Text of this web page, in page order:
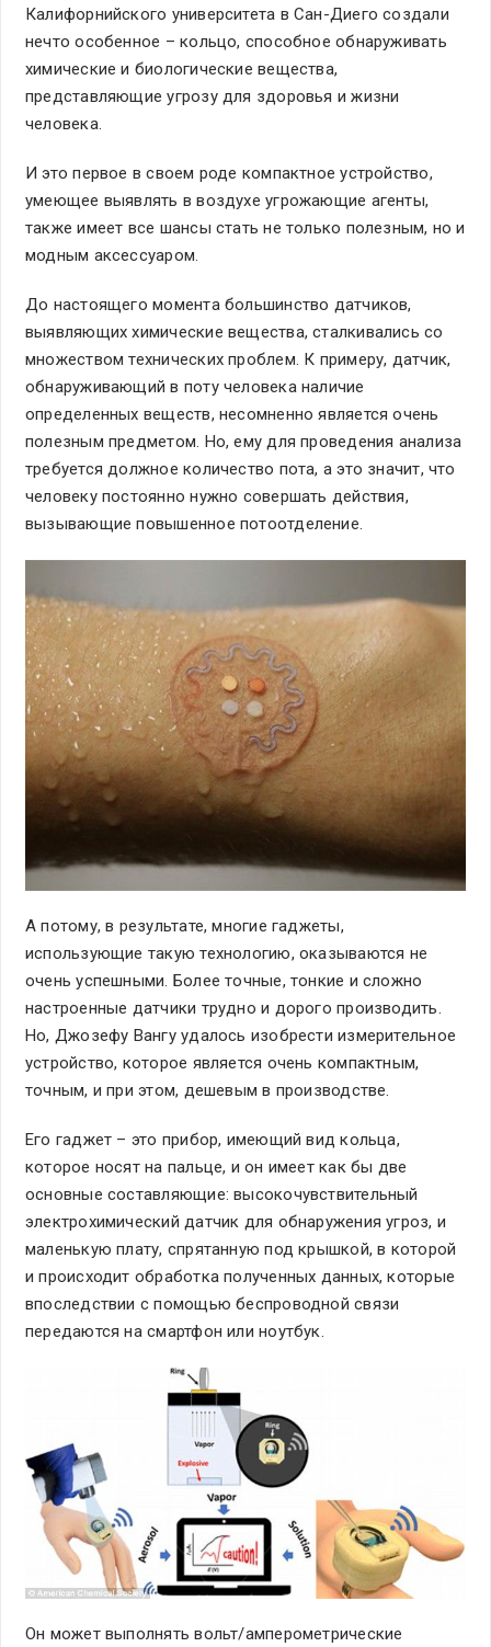
Калифорнийского университета в Сан-Диего создали
нечто особенное – кольцо, способное обнаруживать
химические и биологические вещества,
представляющие угрозу для здоровья и жизни
человека.
И это первое в своем роде компактное устройство,
умеющее выявлять в воздухе угрожающие агенты,
также имеет все шансы стать не только полезным, но и
модным аксессуаром.
До настоящего момента большинство датчиков,
выявляющих химические вещества, сталкивались со
множеством технических проблем. К примеру, датчик,
обнаруживающий в поту человека наличие
определенных веществ, несомненно является очень
полезным предметом. Но, ему для проведения анализа
требуется должное количество пота, а это значит, что
человеку постоянно нужно совершать действия,
вызывающие повышенное потоотделение.
А потому, в результате, многие гаджеты,
использующие такую технологию, оказываются не
очень успешными. Более точные, тонкие и сложно
настроенные датчики трудно и дорого производить.
Но, Джозефу Вангу удалось изобрести измерительное
устройство, которое является очень компактным,
точным, и при этом, дешевым в производстве.
Его гаджет – это прибор, имеющий вид кольца,
которое носят на пальце, и он имеет как бы две
основные составляющие: высокочувствительный
электрохимический датчик для обнаружения угроз, и
маленькую плату, спрятанную под крышкой, в которой
и происходит обработка полученных данных, которые
впоследствии с помощью беспроводной связи
передаются на смартфон или ноутбук.
Он может выполнять вольт/амперометрические